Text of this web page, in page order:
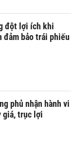
đột lợi ích khi
đảm bảo trái phiếu
phủ nhận hành vi
giá, trục lợi